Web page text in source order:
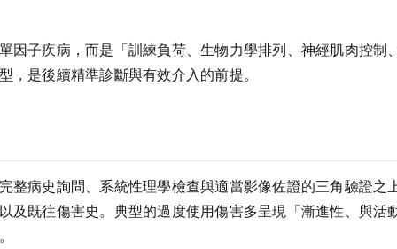
因子疾病，而是「訓練負荷、生物力學排列、神經肌肉控制
，是後續精準診斷與有效介入的前提。
整病史詢問、系統性理學檢查與適當影像佐證的三角驗證之
及既往傷害史。典型的過度使用傷害多呈現「漸進性、與